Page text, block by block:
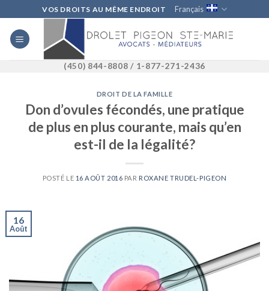
to
content
VOS DROITS AU MÊME ENDROIT Français
(450) 844-8808 / 1-877-271-2436
DROIT DE LA FAMILLE
Don d’ovules fécondés, une pratique
de plus en plus courante, mais qu’en
est-il de la légalité?
POSTÉ LE 16 AOÛT 2016 PAR ROXANE TRUDEL-PIGEON
16
Août